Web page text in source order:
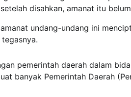
disahkan, amanat itu
undang-undang ini
pemerintah daerah dalam
banyak Pemerintah Daerah